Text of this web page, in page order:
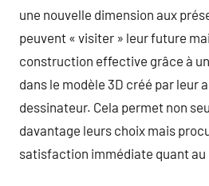
une nouvelle dimension aux
peuvent « visiter » leur future
construction effective grâce à
dans le modèle 3D créé par leur
dessinateur. Cela permet non
davantage leurs choix mais
satisfaction immédiate quant